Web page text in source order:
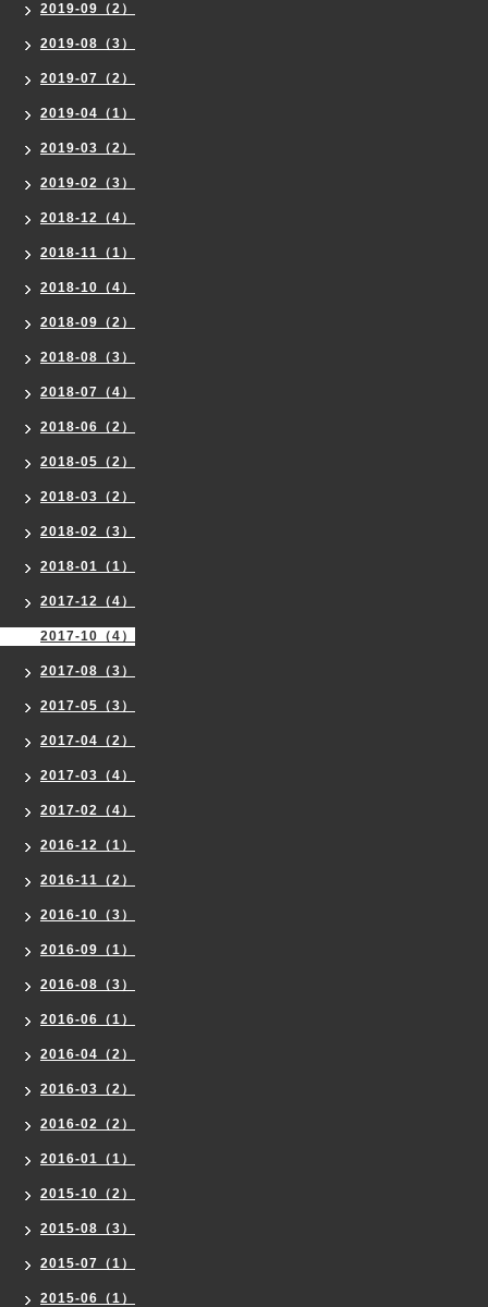
2019-09（2）
2019-08（3）
2019-07（2）
2019-04（1）
2019-03（2）
2019-02（3）
2018-12（4）
2018-11（1）
2018-10（4）
2018-09（2）
2018-08（3）
2018-07（4）
2018-06（2）
2018-05（2）
2018-03（2）
2018-02（3）
2018-01（1）
2017-12（4）
2017-10（4）
2017-08（3）
2017-05（3）
2017-04（2）
2017-03（4）
2017-02（4）
2016-12（1）
2016-11（2）
2016-10（3）
2016-09（1）
2016-08（3）
2016-06（1）
2016-04（2）
2016-03（2）
2016-02（2）
2016-01（1）
2015-10（2）
2015-08（3）
2015-07（1）
2015-06（1）